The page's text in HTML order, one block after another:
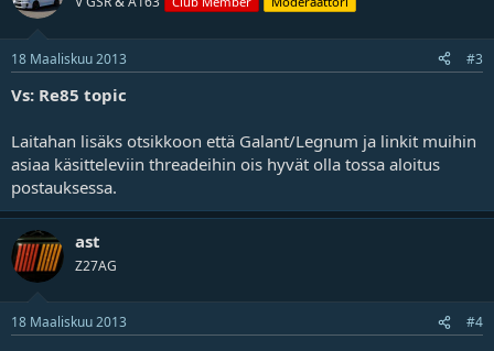
18 Maaliskuu 2013 #3
Vs: Re85 topic
Laitahan lisäks otsikkoon että Galant/Legnum ja linkit muihin
asiaa käsitteleviin threadeihin ois hyvät olla tossa aloitus
postauksessa.
ast
Z27AG
18 Maaliskuu 2013 #4